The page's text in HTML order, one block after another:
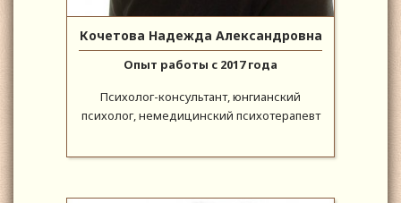
Кочетова Надежда Александровна
Опыт работы с 2017 года
Психолог-консультант, юнгианский
психолог, немедицинский психотерапевт